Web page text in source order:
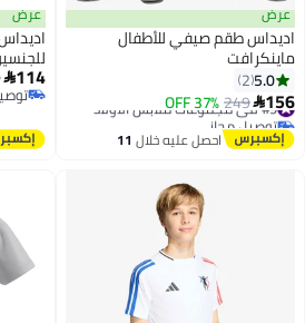
عرض
اديداس طقم صيفي للأطفال
ماينكرافت
5.0
2
156
249
37% OFF #9 في مجموعات ملابس الأولاد
توصيل مجاني
#9 في مجموعات ملابس الأولاد احصل عليه خلال 11
عرض
114